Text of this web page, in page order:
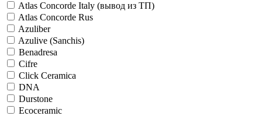
Atlas Concorde Italy (вывод из ТП)
Atlas Concorde Rus
Azuliber
Azulive (Sanchis)
Benadresa
Cifre
Click Ceramica
DNA
Durstone
Ecoceramic